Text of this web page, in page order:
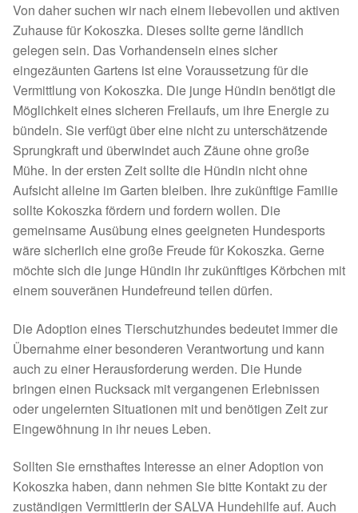
Notnasen in Deutschland
Notnasen noch im Ausland
Notnasen mit Handicap
Wichtige Gedanken vor der Adoption
Sicherheitsgeschirr
Mittelmeerkrankheiten
Leishmaniose
Sonderfarben bei Hunden
Zwingerhusten
Ablauf Adoption
Info Broschüre – SALVA Hundehilfe e.V.
Von daher suchen wir nach einem liebevollen und aktiven
Zuhause für Kokoszka. Dieses sollte gerne ländlich
gelegen sein. Das Vorhandensein eines sicher
eingezäunten Gartens ist eine Voraussetzung für die
Vermittlung von Kokoszka. Die junge Hündin benötigt die
Möglichkeit eines sicheren Freilaufs, um ihre Energie zu
bündeln. Sie verfügt über eine nicht zu unterschätzende
Sprungkraft und überwindet auch Zäune ohne große
Mühe. In der ersten Zeit sollte die Hündin nicht ohne
Aufsicht alleine im Garten bleiben. Ihre zukünftige Familie
sollte Kokoszka fördern und fordern wollen. Die
gemeinsame Ausübung eines geeigneten Hundesports
wäre sicherlich eine große Freude für Kokoszka. Gerne
möchte sich die junge Hündin ihr zukünftiges Körbchen mit
einem souveränen Hundefreund teilen dürfen.
Die Adoption eines Tierschutzhundes bedeutet immer die
Übernahme einer besonderen Verantwortung und kann
auch zu einer Herausforderung werden. Die Hunde
bringen einen Rucksack mit vergangenen Erlebnissen
oder ungelernten Situationen mit und benötigen Zeit zur
Eingewöhnung in ihr neues Leben.
Sollten Sie ernsthaftes Interesse an einer Adoption von
Kokoszka haben, dann nehmen Sie bitte Kontakt zu der
zuständigen Vermittlerin der SALVA Hundehilfe auf. Auch